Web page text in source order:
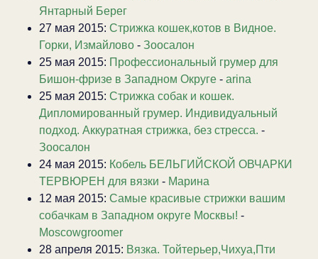
Янтарный Берег
27 мая 2015: Стрижка кошек,котов в Видное.
Горки, Измайлово - Зоосалон
25 мая 2015: Профессиональный грумер для
Бишон-фризе в Западном Округе - arina
25 мая 2015: Стрижка собак и кошек.
Дипломированный грумер. Индивидуальный
подход. Аккуратная стрижка, без стресса. -
Зоосалон
24 мая 2015: Кобель БЕЛЬГИЙСКОЙ ОВЧАРКИ
ТЕРВЮРЕН для вязки - Марина
12 мая 2015: Самые красивые стрижки вашим
собачкам в Западном округе Москвы! -
Moscowgroomer
28 апреля 2015: Вязка. Тойтерьер,Чихуа,Пти